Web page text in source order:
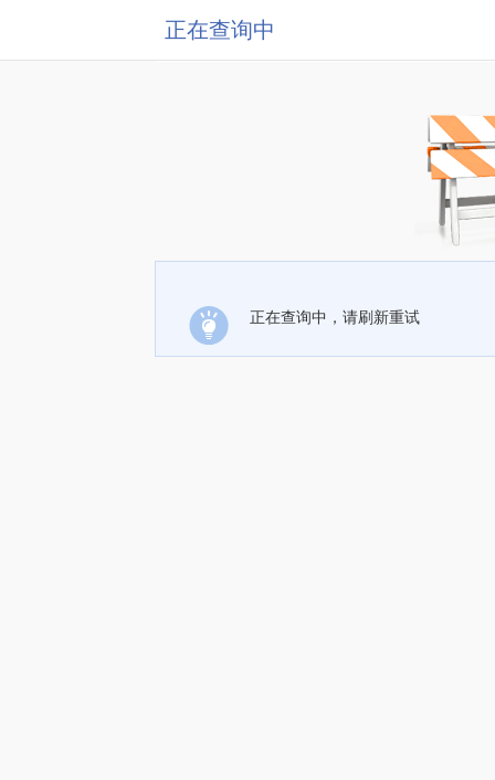
正在查询中
正在查询中，请刷新重试